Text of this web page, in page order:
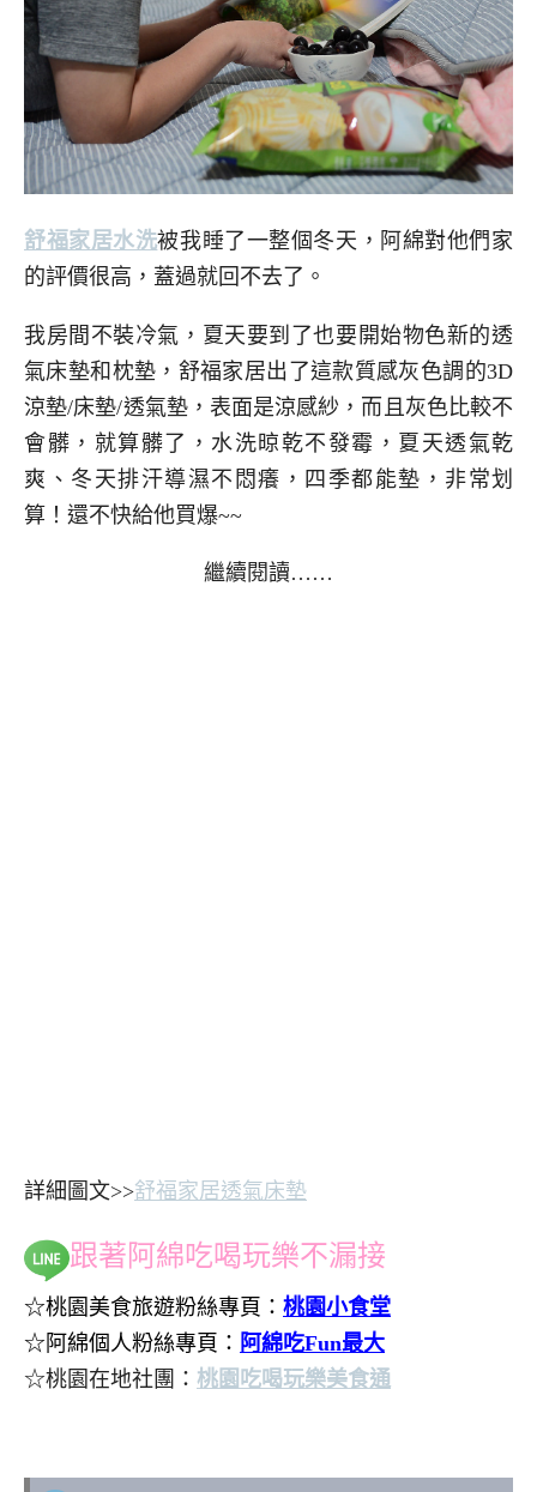
舒福家居水洗被我睡了一整個冬天，阿綿對他們家
的評價很高，蓋過就回不去了。
我房間不裝冷氣，夏天要到了也要開始物色新的透
氣床墊和枕墊，舒福家居出了這款質感灰色調的3D
涼墊/床墊/透氣墊，表面是涼感紗，而且灰色比較不
會髒，就算髒了，水洗晾乾不發霉，夏天透氣乾
爽、冬天排汗導濕不悶癢，四季都能墊，非常划
算！還不快給他買爆~~
繼續閱讀……
詳細圖文>>舒福家居透氣床墊
跟著阿綿吃喝玩樂不漏接
☆桃園美食旅遊粉絲專頁： 桃園小食堂
☆阿綿個人粉絲專頁： 阿綿吃Fun最大
☆桃園在地社團： 桃園吃喝玩樂美食通